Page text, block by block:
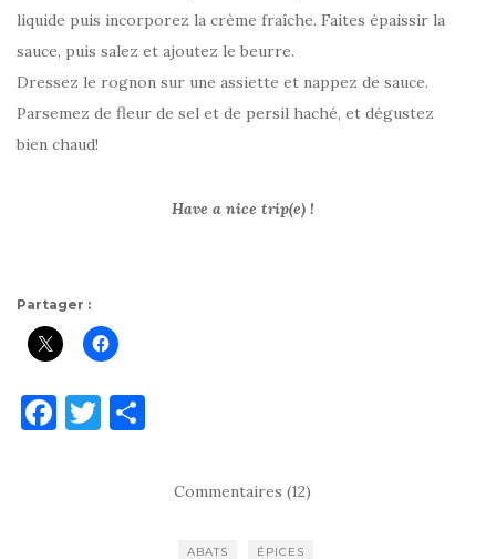
liquide puis incorporez la crème fraîche. Faites épaissir la
sauce, puis salez et ajoutez le beurre.
Dressez le rognon sur une assiette et nappez de sauce.
Parsemez de fleur de sel et de persil haché, et dégustez
bien chaud!
Have a nice trip(e) !
Partager :
F T
taCommentaires (12)
ABATS ÉPICES